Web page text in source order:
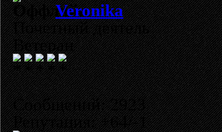
Veronika
Почетный деятель
Ветеран
Сообщений: 2923
Репутация: +64/-1